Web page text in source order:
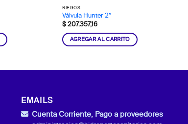
RIEGOS
Válvula Hunter 2″
$ 207.357,16
AGREGAR AL CARRITO
EMAILS
Cuenta Corriente, Pago a proveedores